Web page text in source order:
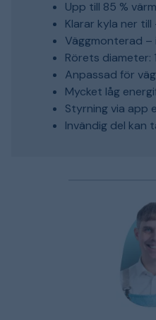
Upp till 85 %
Klarar kyla ner till
Väggmonterad –
Rörets diameter:
Anpassad för
Mycket låg
Styrning via app
Invändig del kan